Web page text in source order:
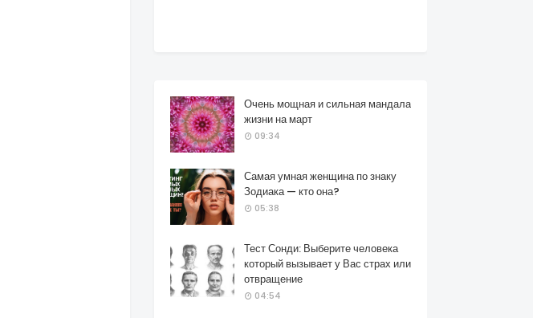
Очень мощная и сильная мандала
жизни на март
09:34
Самая умная женщина по знаку
Зодиака — кто она?
05:38
Тест Сонди: Выберите человека
который вызывает у Вас страх или
отвращение
04:54